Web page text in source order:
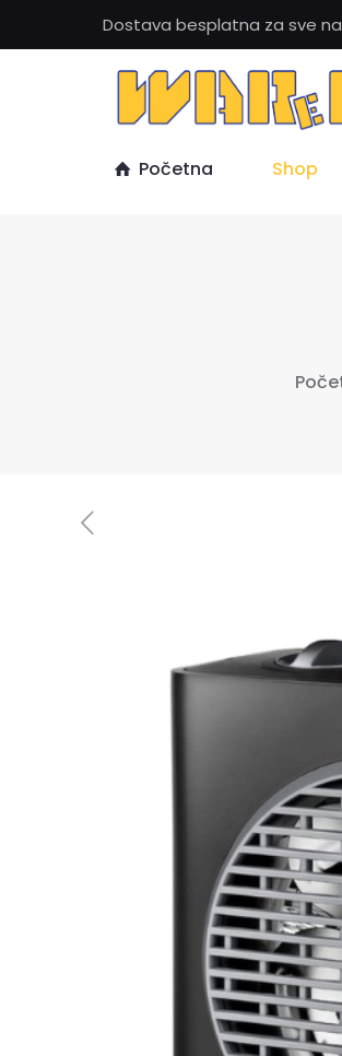
Dostava besplatna za sve
Početna Shop